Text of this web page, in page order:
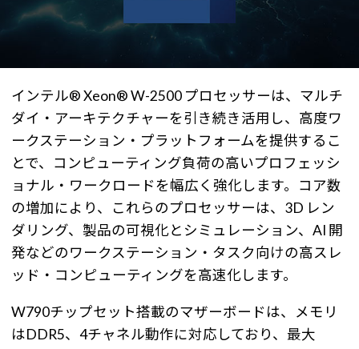
インテル® Xeon® W-2500 プロセッサーは、マルチ
ダイ・アーキテクチャーを引き続き活用し、高度ワ
ークステーション・プラットフォームを提供するこ
とで、コンピューティング負荷の高いプロフェッシ
ョナル・ワークロードを幅広く強化します。コア数
の増加により、これらのプロセッサーは、3D レン
ダリング、製品の可視化とシミュレーション、AI 開
発などのワークステーション・タスク向けの高スレ
ッド・コンピューティングを高速化します。
W790チップセット搭載のマザーボードは、メモリ
はDDR5、4チャネル動作に対応しており、最大